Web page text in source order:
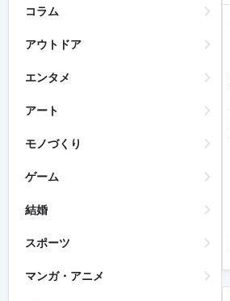
コラム
アウトドア
エンタメ
アート
モノづくり
ゲーム
結婚
スポーツ
マンガ・アニメ